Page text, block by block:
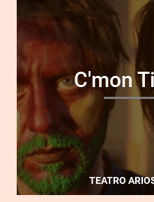
C'mon
TEATRO